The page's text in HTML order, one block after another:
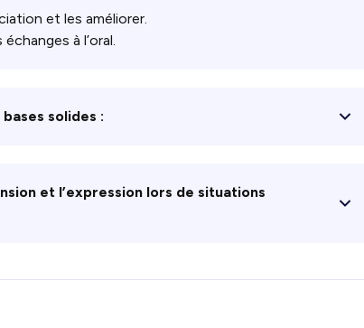
et les améliorer.
à l’oral.
solides :
et l’expression lors de situations